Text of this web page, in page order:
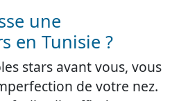
une
en Tunisie ?
stars avant vous, vous
de votre nez.